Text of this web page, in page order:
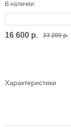
В наличии:
16 600 р. 33 200 р.
Характеристики